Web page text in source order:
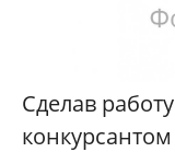
Сделав